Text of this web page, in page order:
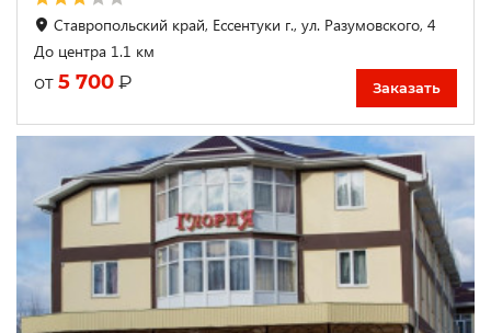
Ставропольский край, Ессентуки г., ул. Разумовского, 4
До центра 1.1 км
от 5 700 ₽ Заказать